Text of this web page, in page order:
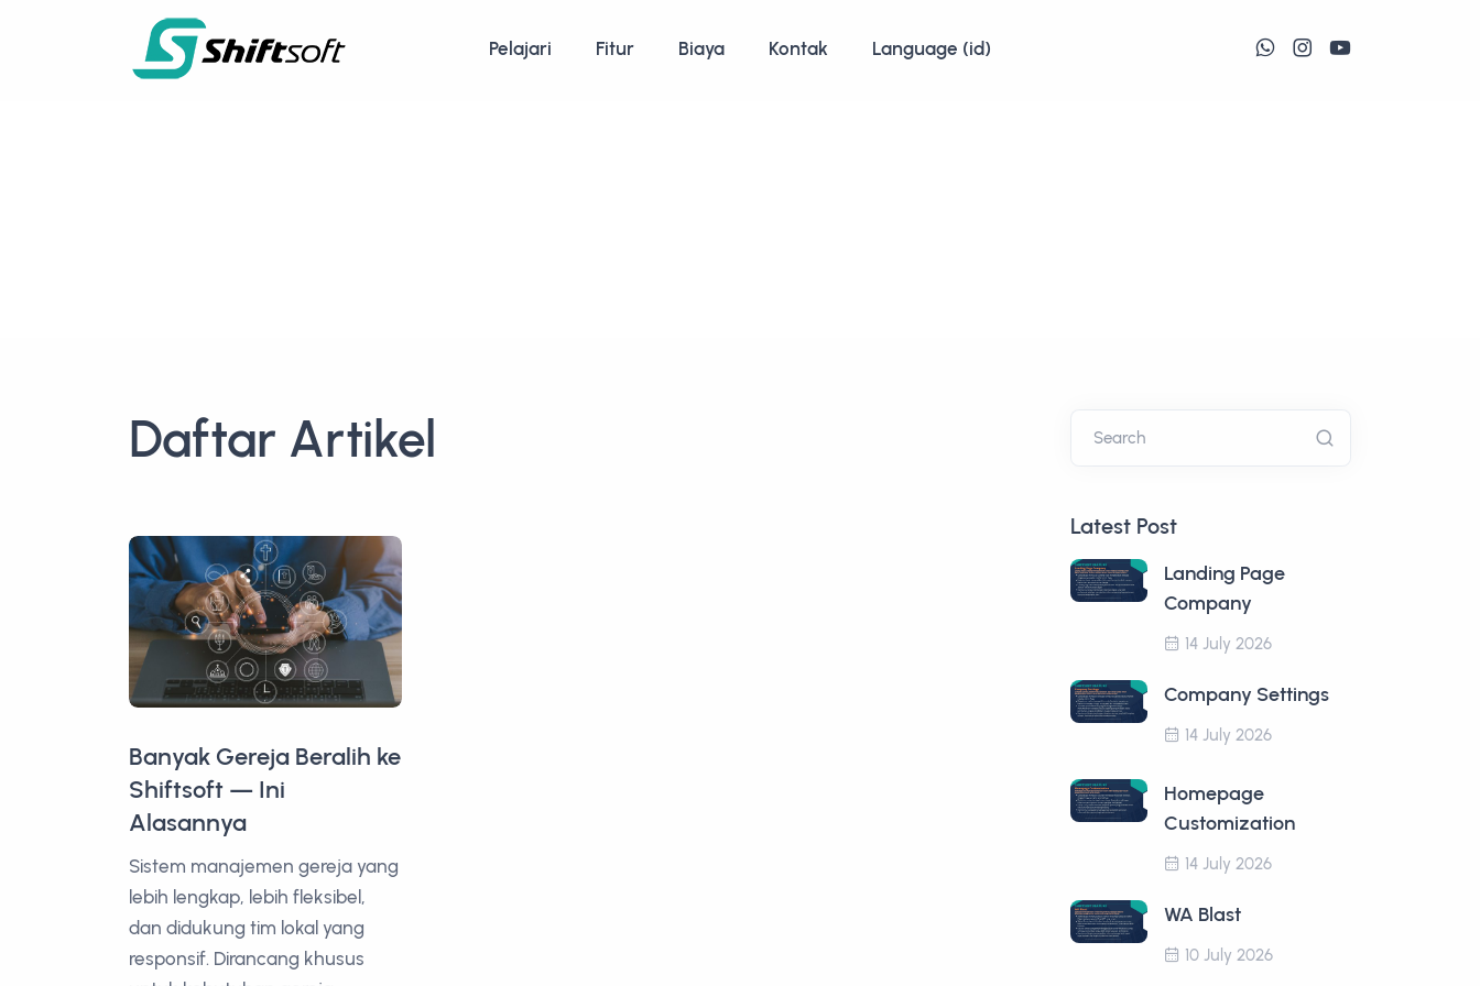
Pelajari Fitur Biaya Kontak Language (id)
Daftar Artikel
Banyak Gereja Beralih ke
Shiftsoft — Ini
Alasannya
Sistem manajemen gereja yang
lebih lengkap, lebih fleksibel,
dan didukung tim lokal yang
responsif. Dirancang khusus
Search
Latest Post
Landing Page
Company
14 July 2026
Company Settings
14 July 2026
Homepage
Customization
14 July 2026
WA Blast
10 July 2026